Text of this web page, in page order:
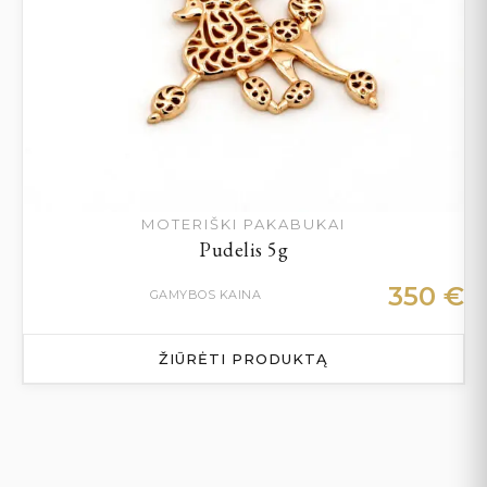
MOTERIŠKI PAKABUKAI
Pudelis 5g
GAMYBOS KAINA 350 €
ŽIŪRĖTI PRODUKTĄ